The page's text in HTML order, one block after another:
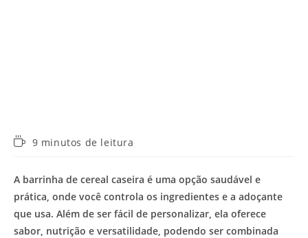
Tempo9 minutos de leitura
A barrinha de cereal caseira é uma opção saudável e
prática, onde você controla os ingredientes e a adoçante
que usa. Além de ser fácil de personalizar, ela oferece
sabor, nutrição e versatilidade, podendo ser combinada